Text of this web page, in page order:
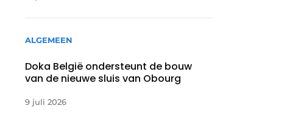
ALGEMEEN
Doka België ondersteunt de bouw
van de nieuwe sluis van Obourg
9 juli 2026